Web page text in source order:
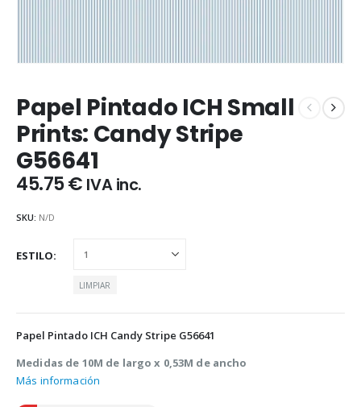
Papel Pintado ICH Small
Prints: Candy Stripe
G56641
45.75€ IVA inc.
SKU: N/D
ESTILO
LIMPIAR
Papel Pintado ICH Candy Stripe G56641
Medidas de 10M de largo x 0,53M de ancho
Más información